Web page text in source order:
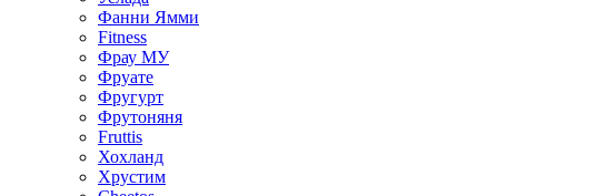
Фанни Ямми
Fitness
Фрау МУ
Фруате
Фругурт
Фрутоняня
Fruttis
Хохланд
Хрустим